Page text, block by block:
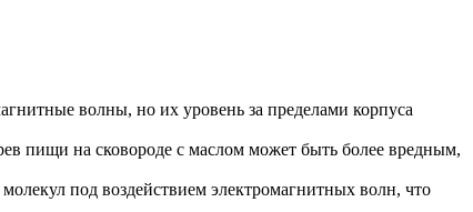
волны, но их уровень за пределами корпуса
пищи на сковороде с маслом может быть более вредным,
под воздействием электромагнитных волн, что